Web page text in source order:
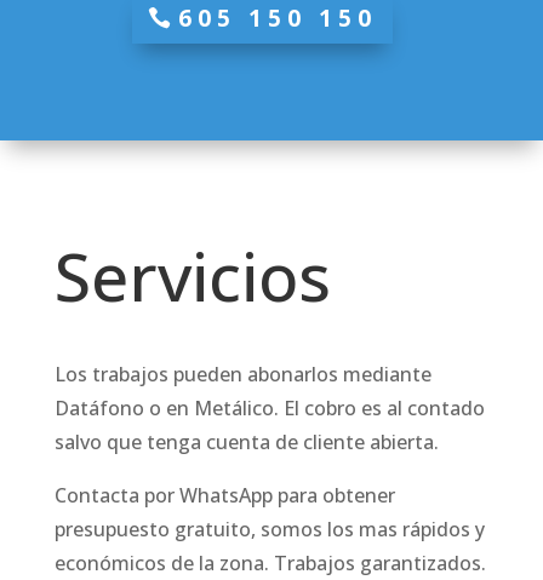
605 150 150
Servicios
Los trabajos pueden abonarlos mediante
Datáfono o en Metálico. El cobro es al contado
salvo que tenga cuenta de cliente abierta.
Contacta por WhatsApp para obtener
presupuesto gratuito, somos los mas rápidos y
económicos de la zona. Trabajos garantizados.